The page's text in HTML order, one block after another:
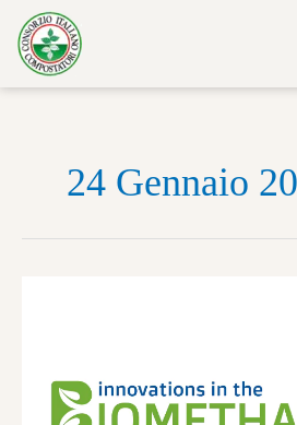
contenuto
24 Gennaio